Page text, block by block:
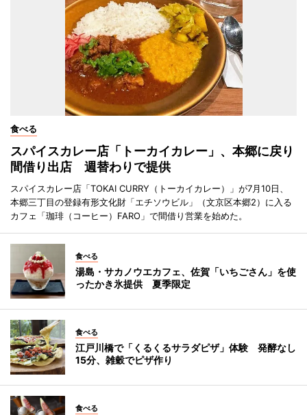
食べる
スパイスカレー店「トーカイカレー」、本郷に戻り
間借り出店 週替わりで提供
スパイスカレー店「TOKAI CURRY（トーカイカレー）」が7月10日、
本郷三丁目の登録有形文化財「エチソウビル」（文京区本郷2）に入る
カフェ「珈琲（コーヒー）FARO」で間借り営業を始めた。
食べる
湯島・サカノウエカフェ、佐賀「いちごさん」を使
ったかき氷提供 夏季限定
食べる
江戸川橋で「くるくるサラダピザ」体験 発酵なし
15分、雑穀でピザ作り
食べる